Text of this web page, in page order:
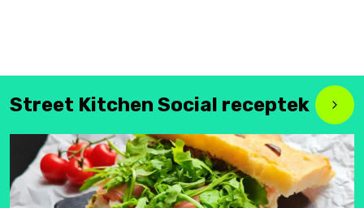
Street Kitchen Social receptek